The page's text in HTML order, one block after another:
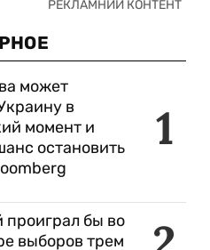
1
может
в
момент и
остановить
проиграл бы во
выборов трем